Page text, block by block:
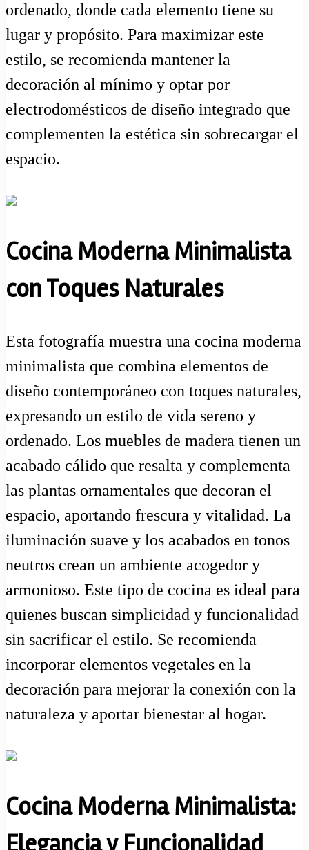
ordenado, donde cada elemento tiene su
lugar y propósito. Para maximizar este
estilo, se recomienda mantener la
decoración al mínimo y optar por
electrodomésticos de diseño integrado que
complementen la estética sin sobrecargar el
espacio.
Cocina Moderna Minimalista
con Toques Naturales
Esta fotografía muestra una cocina moderna
minimalista que combina elementos de
diseño contemporáneo con toques naturales,
expresando un estilo de vida sereno y
ordenado. Los muebles de madera tienen un
acabado cálido que resalta y complementa
las plantas ornamentales que decoran el
espacio, aportando frescura y vitalidad. La
iluminación suave y los acabados en tonos
neutros crean un ambiente acogedor y
armonioso. Este tipo de cocina es ideal para
quienes buscan simplicidad y funcionalidad
sin sacrificar el estilo. Se recomienda
incorporar elementos vegetales en la
decoración para mejorar la conexión con la
naturaleza y aportar bienestar al hogar.
Cocina Moderna Minimalista: